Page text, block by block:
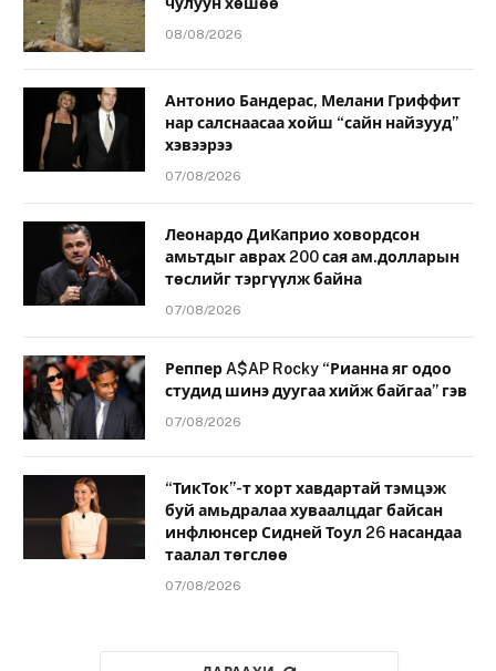
чулуун хөшөө
08/08/2026
Антонио Бандерас, Мелани Гриффит
нар салснаасаа хойш “сайн найзууд”
хэвээрээ
07/08/2026
Леонардо ДиКаприо ховордсон
амьтдыг аврах 200 сая ам.долларын
төслийг тэргүүлж байна
07/08/2026
Реппер A$AP Rocky “Рианна яг одоо
студид шинэ дуугаа хийж байгаа” гэв
07/08/2026
“ТикТок”-т хорт хавдартай тэмцэж
буй амьдралаа хуваалцдаг байсан
инфлюнсер Сидней Тоул 26 насандаа
таалал төгслөө
07/08/2026